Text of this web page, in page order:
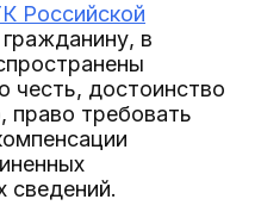
Российской
в
честь, достоинство
право требовать
сведений.